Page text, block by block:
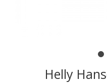
Helly